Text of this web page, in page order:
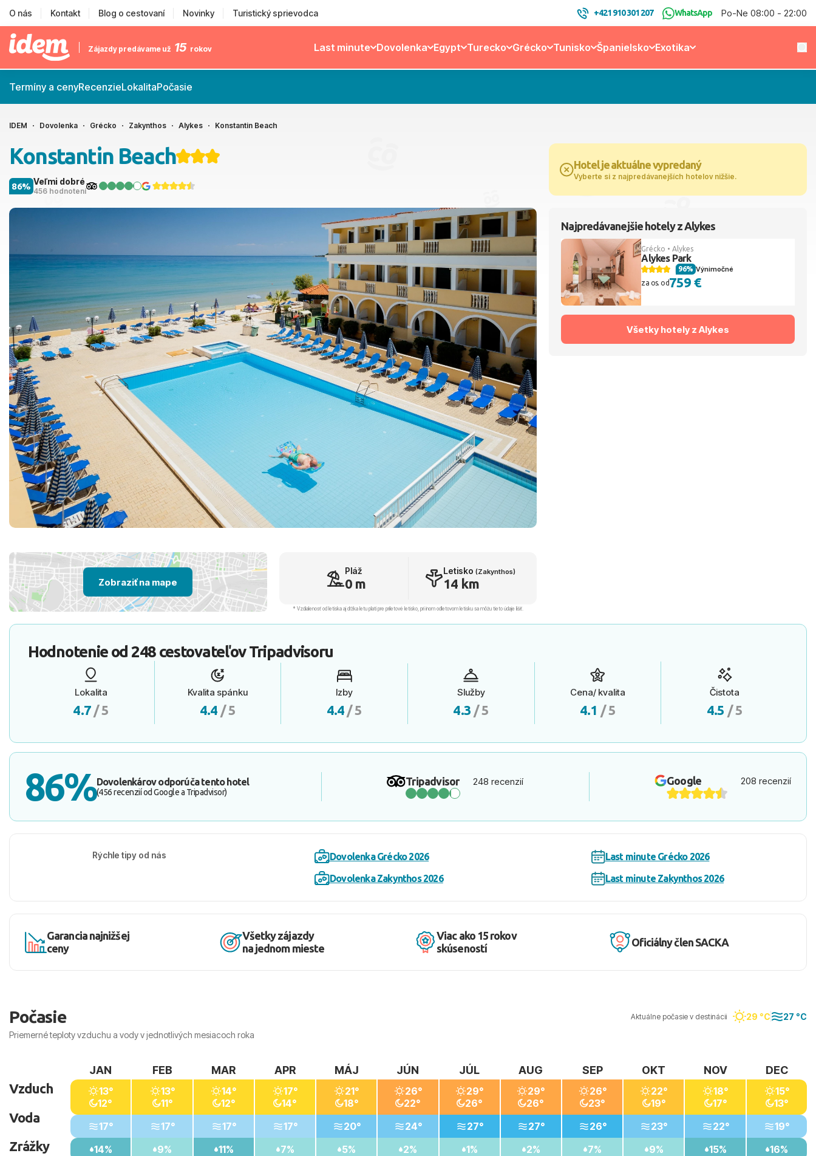
O nás Kontakt Blog o cestovaní Novinky Turistický sprievodca +421 910 301 207 WhatsApp Po-Ne 08:00 - 22:00
Zájazdy predávame už 15 rokov Last minute Dovolenka Egypt Turecko Grécko Tunisko Španielsko Exotika
Termíny a cenyRecenzieLokalitaPočasie
IDEM Dovolenka Grécko Zakynthos Alykes Konstantin Beach
Konstantin Beach
Veľmi dobré
456 hodnotení
86%
Hotel je aktuálne vypredaný
Vyberte si z najpredávanejších hotelov nižšie.
Najpredávanejšie hotely z Alykes
Grécko • Alykes
Alykes Park
Výnimočné
96%
za os. od759 €
Všetky hotely z Alykes
Zobraziť na mape
Pláž
0 m
Letisko(Zakynthos)
14 km
* Vzdialenosť od letiska aj dľžka letu platí pre príletové letisko, pri inom odletovom letisku sa môžu tieto údaje líšiť.
Hodnotenie od 248 cestovateľovTripadvisoru
Lokalita
4.7 / 5
Kvalita spánku
4.4 / 5
Izby
4.4 / 5
Služby
4.3 / 5
Cena/ kvalita
4.1 / 5
Čistota
4.5 / 5
86%Dovolenkárov odporúča tento hotel
(456 recenzií od Google a Tripadvisor)
Tripadvisor 248 recenzií Google 208 recenzií
Rýchle tipy od nás Dovolenka Grécko 2026
Last minute Grécko 2026
Dovolenka Zakynthos 2026
Last minute Zakynthos 2026
Garancia najnižšej
ceny
Všetky zájazdy
na jednom mieste
Viac ako 15 rokov
skúseností
Oficiálny člen SACKA
Počasie
Priemerné teploty vzduchu a vody v jednotlivých mesiacoch roka
Aktuálne počasie v destinácii 29 °C 27 °C
Vzduch
Voda
Zrážky
JAN
13°
12°
17°
14%
FEB
13°
11°
17°
9%
MAR
14°
12°
17°
11%
APR
17°
14°
17°
7%
MÁJ
21°
18°
20°
5%
JÚN
26°
22°
24°
2%
JÚL
29°
26°
27°
1%
AUG
29°
26°
27°
2%
SEP
26°
23°
26°
7%
OKT
22°
19°
23°
9%
NOV
18°
17°
22°
15%
DEC
15°
13°
19°
16%